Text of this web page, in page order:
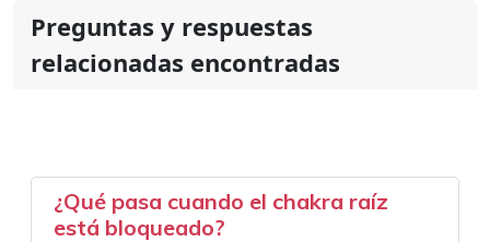
Preguntas y respuestas
relacionadas encontradas
¿Qué pasa cuando el chakra raíz
está bloqueado?